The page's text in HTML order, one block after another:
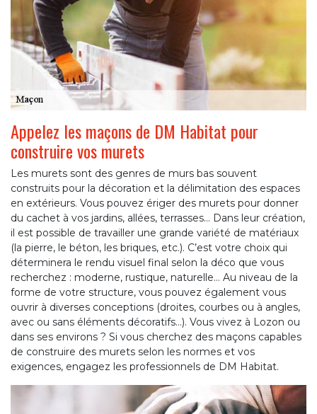
Appelez les maçons de DM Habitat pour
construire vos murets
Les murets sont des genres de murs bas souvent
construits pour la décoration et la délimitation des espaces
en extérieurs. Vous pouvez ériger des murets pour donner
du cachet à vos jardins, allées, terrasses… Dans leur création,
il est possible de travailler une grande variété de matériaux
(la pierre, le béton, les briques, etc.). C’est votre choix qui
déterminera le rendu visuel final selon la déco que vous
recherchez : moderne, rustique, naturelle… Au niveau de la
forme de votre structure, vous pouvez également vous
ouvrir à diverses conceptions (droites, courbes ou à angles,
avec ou sans éléments décoratifs…). Vous vivez à Lozon ou
dans ses environs ? Si vous cherchez des maçons capables
de construire des murets selon les normes et vos
exigences, engagez les professionnels de DM Habitat.